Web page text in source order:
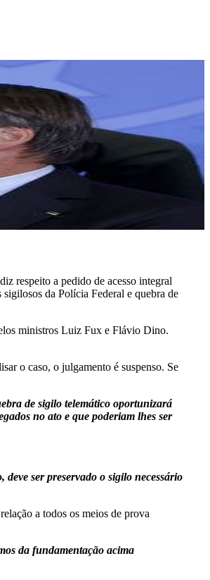
respeito a pedido de acesso integral
da Polícia Federal e quebra de
ministros Luiz Fux e Flávio Dino.
o caso, o julgamento é suspenso. Se
de sigilo telemático oportunizará
no ato e que poderiam lhes ser
deve ser preservado o sigilo necessário
a todos os meios de prova
da fundamentação acima